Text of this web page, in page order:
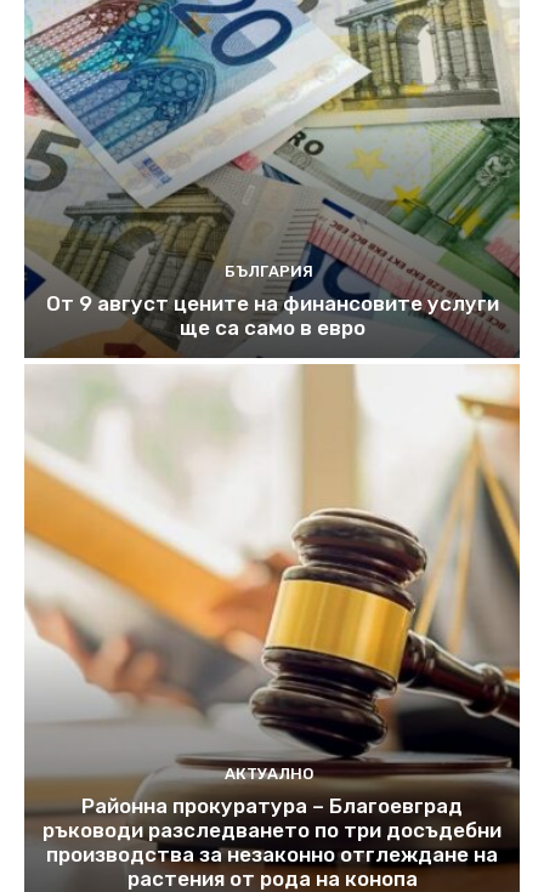
БЪЛГАРИЯ
От 9 август цените на финансовите услуги
ще са само в евро
АКТУАЛНО
Районна прокуратура – Благоевград
ръководи разследването по три досъдебни
производства за незаконно отглеждане на
растения от рода на конопа